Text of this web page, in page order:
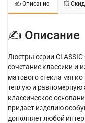
✍ Описание 💥
✍ Описание
Люстры серии
сочетание классики и
матового стекла
теплую и равномерную
классическое
придает изделию
дополняет любой